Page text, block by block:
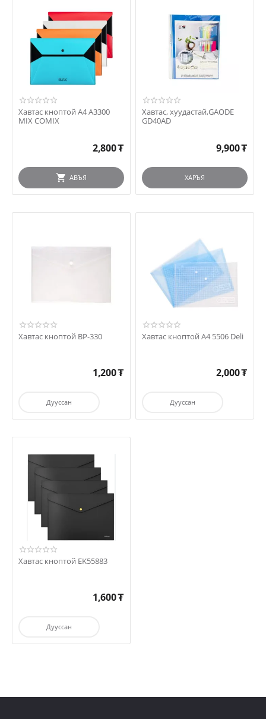
Хавтас кноптой А4 A3300
MIX COMIX
2,800₮
АВЪЯ
Хавтас, хуудастай,GAODE
GD40AD
9,900₮
ХАРЪЯ
Хавтас кноптой BP-330
1,200₮
Дууссан
Хавтас кноптой А4 5506 Deli
2,000₮
Дууссан
Хавтас кноптой EK55883
1,600₮
Дууссан